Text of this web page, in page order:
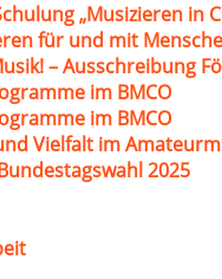
„Musizieren in
für und mit
– Ausschreibung
im BMCO
im BMCO
Vielfalt im
2025